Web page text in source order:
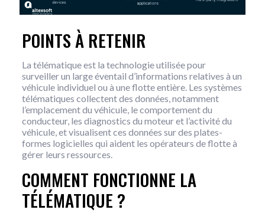
POINTS À RETENIR
La télématique est la technologie utilisée pour
surveiller un large éventail d’informations relatives à un
véhicule individuel ou à une flotte entière. Les systèmes
télématiques collectent des données, notamment
l’emplacement du véhicule, le comportement du
conducteur, les diagnostics du moteur et l’activité du
véhicule, et visualisent ces données sur des plates-
formes logicielles qui aident les opérateurs de flotte à
gérer leurs ressources.
COMMENT FONCTIONNE LA
TÉLÉMATIQUE ?